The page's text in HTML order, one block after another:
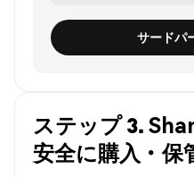
サードパ
ステップ 3.
安全に購入・保